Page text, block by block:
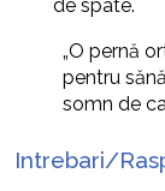
de spate.
„O pernă
pentru
somn de
Intrebari/